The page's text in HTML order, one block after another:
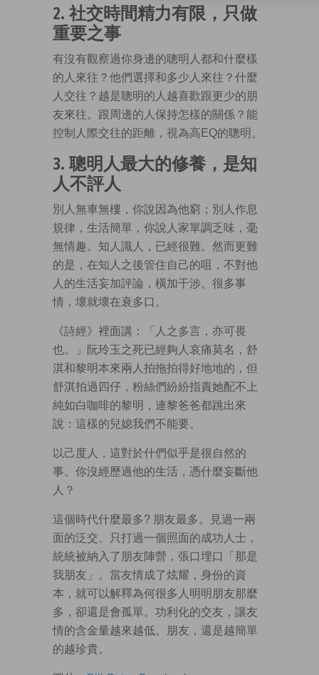
2. 社交時間精力有限，只做
重要之事
有沒有觀察過你身邊的聰明人都和什麼樣
的人來往？他們選擇和多少人來往？什麼
人交往？越是聰明的人越喜歡跟更少的朋
友來往。跟周邊的人保持怎樣的關係？能
控制人際交往的距離，視為高EQ的聰明。
3. 聰明人最大的修養，是知
人不評人
別人無車無樓，你說因為他窮；別人作息
規律，生活簡單，你說人家單調乏味，毫
無情趣。知人識人，已經很難。然而更難
的是，在知人之後管住自己的咀，不對他
人的生活妄加評論，橫加干涉。很多事
情，壞就壞在衰多口。
《詩經》裡面講：「人之多言，亦可畏
也。」阮玲玉之死已經夠人哀痛莫名，舒
淇和黎明本來兩人拍拖拍得好地地的，但
舒淇拍過四仔，粉絲們紛紛指責她配不上
純如白咖啡的黎明，連黎爸爸都跳出來
說：這樣的兒媳我們不能要。
以己度人，這對於什們似乎是很自然的
事。你沒經歷過他的生活，憑什麼妄斷他
人？
這個時代什麼最多? 朋友最多。見過一兩
面的泛交、只打過一個照面的成功人士，
統統被納入了朋友陣營，張口埋口「那是
我朋友」。當友情成了炫耀，身份的資
本，就可以解釋為何很多人明明朋友那麼
多，卻還是會孤單。功利化的交友，讓友
情的含金量越來越低。朋友，還是越簡單
的越珍貴。